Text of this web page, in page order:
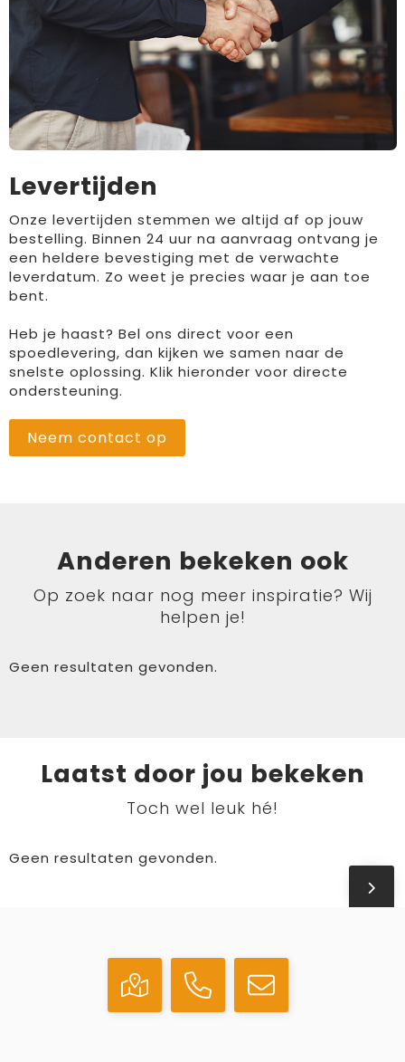
Levertijden
Onze levertijden stemmen we altijd af op jouw
bestelling. Binnen 24 uur na aanvraag ontvang je
een heldere bevestiging met de verwachte
leverdatum. Zo weet je precies waar je aan toe
bent.
Heb je haast? Bel ons direct voor een
spoedlevering, dan kijken we samen naar de
snelste oplossing. Klik hieronder voor directe
ondersteuning.
Neem contact op
Anderen bekeken ook
Op zoek naar nog meer inspiratie? Wij
helpen je!
Geen resultaten gevonden.
Laatst door jou bekeken
Toch wel leuk hé!
Geen resultaten gevonden.